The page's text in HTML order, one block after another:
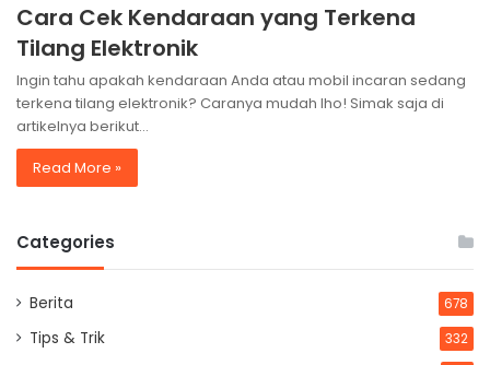
Cara Cek Kendaraan yang Terkena
Tilang Elektronik
Ingin tahu apakah kendaraan Anda atau mobil incaran sedang
terkena tilang elektronik? Caranya mudah lho! Simak saja di
artikelnya berikut…
Read More »
Categories
Berita 678
Tips & Trik 332